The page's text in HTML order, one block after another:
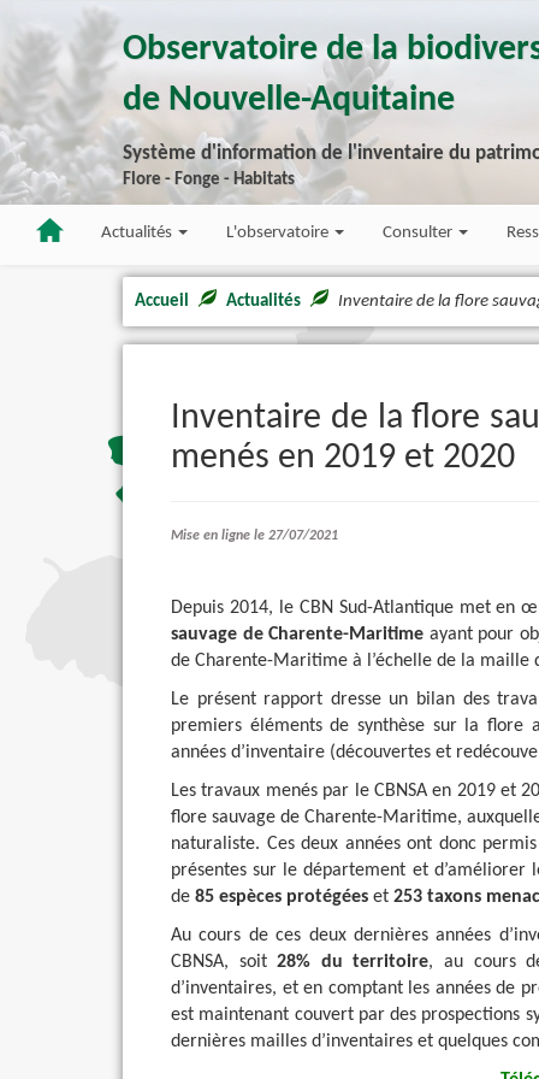
Observatoire de la
de Nouvelle-Aquitaine
Système d'information de l'inventaire du
Flore - Fonge - Habitats
Actualités L'observatoire Consulter
Accueil Actualités Inventaire de la flore
Inventaire de la flore
menés en 2019 et 2020
Mise en ligne le 27/07/2021
Depuis 2014, le CBN Sud-Atlantique met en
sauvage de Charente-Maritime ayant pour
de Charente-Maritime à l’échelle de la maille
Le présent rapport dresse un bilan des
premiers éléments de synthèse sur la flore
années d’inventaire (découvertes et
Les travaux menés par le CBNSA en 2019 et
flore sauvage de Charente-Maritime,
naturaliste. Ces deux années ont donc
présentes sur le département et d’améliorer
de 85 espèces protégées et 253 taxons
Au cours de ces deux dernières années
CBNSA, soit 28% du territoire, au cours
d’inventaires, et en comptant les années de
est maintenant couvert par des prospections
dernières mailles d’inventaires et quelques